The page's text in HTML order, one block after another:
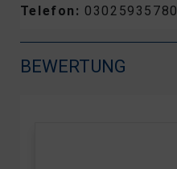
Telefon: 03025935780
BEWERTUNG